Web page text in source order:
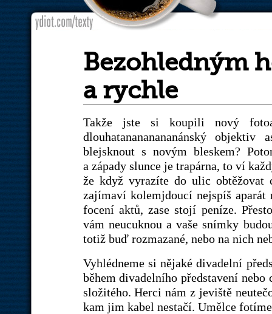
Bezohledným
a rychle
Takže jste si koupili nový
dlouhatanananananánský
blejsknout s novým bleskem?
a západy slunce je trapárna, to ví
že když vyrazíte do ulic obtěžovat
zajímaví kolemjdoucí nejspíš aparát
focení aktů, zase stojí peníze.
vám neucuknou a vaše snímky
totiž buď rozmazané, nebo na nich
Vyhlédneme si nějaké divadelní
během divadelního představení
složitého. Herci nám z jeviště
kam jim kabel nestačí. Umělce